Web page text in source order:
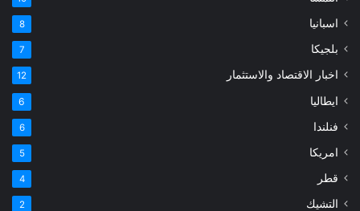
اسبانيا 8
بلجيكا 7
اخبار الاقتصاد والاستثمار 12
ايطاليا 6
فنلندا 6
امريكا 5
قطر 4
التشيك 2